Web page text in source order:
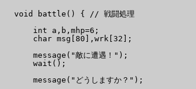
  void battle() { // 戦闘処理
      int a,b,mhp=6;
      char msg[80],wrk[32];
      message("敵に遭遇！");
      wait();
      message("どうしますか？");